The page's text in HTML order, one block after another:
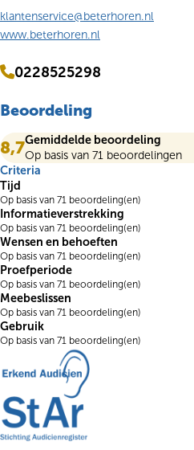
klantenservice@beterhoren.nl
www.beterhoren.nl
0228525298
Beoordeling
8,7Gemiddelde beoordeling
Op basis van 71 beoordelingen
Criteria
Tijd
Op basis van 71 beoordeling(en)
Informatieverstrekking
Op basis van 71 beoordeling(en)
Wensen en behoeften
Op basis van 71 beoordeling(en)
Proefperiode
Op basis van 71 beoordeling(en)
Meebeslissen
Op basis van 71 beoordeling(en)
Gebruik
Op basis van 71 beoordeling(en)